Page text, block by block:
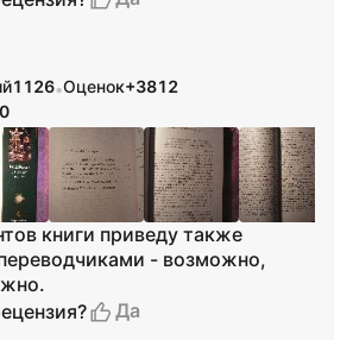
1126•Оценок+3812
0
книги приведу также
- возможно,
Да